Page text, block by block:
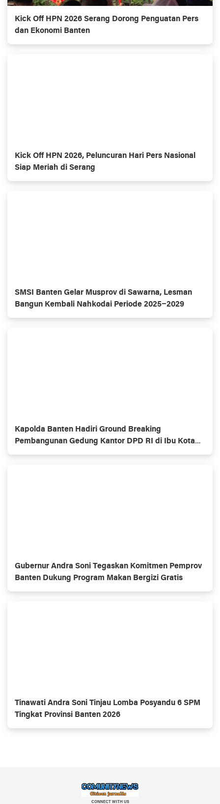
Kick Off HPN 2026 Serang Dorong Penguatan Pers
dan Ekonomi Banten
Kick Off HPN 2026, Peluncuran Hari Pers Nasional
Siap Meriah di Serang
SMSI Banten Gelar Musprov di Sawarna, Lesman
Bangun Kembali Nahkodai Periode 2025–2029
Kapolda Banten Hadiri Ground Breaking
Pembangunan Gedung Kantor DPD RI di Ibu Kota
Provinsi Banten
Gubernur Andra Soni Tegaskan Komitmen Pemprov
Banten Dukung Program Makan Bergizi Gratis
Tinawati Andra Soni Tinjau Lomba Posyandu 6 SPM
Tingkat Provinsi Banten 2026
CONNECT WITH US